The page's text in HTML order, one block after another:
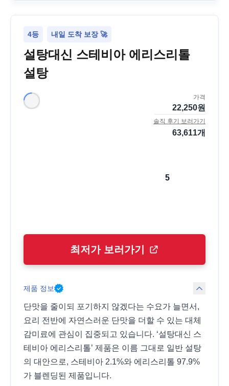
4등 내일 도착 보장 🚀
설탕대신 스테비아 에리스리톨
설탕
가격
22,250원
솔직 후기 보러가기
63,611개
5
최저가 보러가기
제품 정보
단맛을 줄이되 포기하지 않겠다는 수요가 늘면서,
요리 전반에 자연스러운 단맛을 더할 수 있는 대체
감미료에 관심이 집중되고 있습니다. ‘설탕대신 스
테비아 에리스리톨’ 제품은 이름 그대로 일반 설탕
의 대안으로, 스테비아 2.1%와 에리스리톨 97.9%
가 블렌딩된 제품입니다.